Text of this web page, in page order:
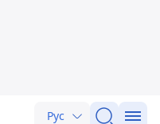
Рус